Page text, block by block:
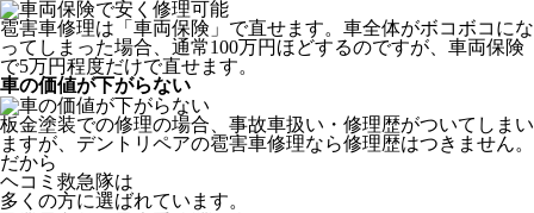
雹害車修理は「車両保険」で直せます。車全体がボコボコにな
ってしまった場合、通常100万円ほどするのですが、車両保険
で5万円程度だけで直せます。
車の価値が下がらない
板金塗装での修理の場合、事故車扱い・修理歴がついてしまい
ますが、デントリペアの雹害車修理なら修理歴はつきません。
だから
ヘコミ救急隊は
多くの方に選ばれています。